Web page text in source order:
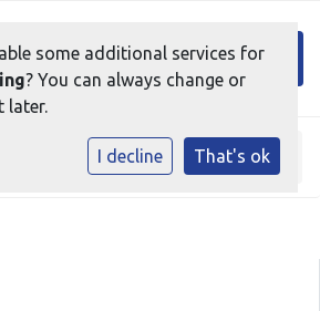
Agenda en Nieuws » Nieuws
some additional services for
? You can always change or
later.
I decline That's ok